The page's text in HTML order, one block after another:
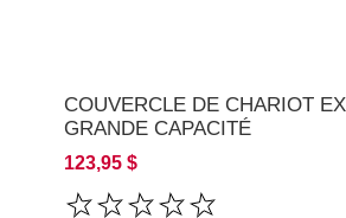
COUVERCLE DE CHARIOT
GRANDE CAPACITÉ
123,95 $